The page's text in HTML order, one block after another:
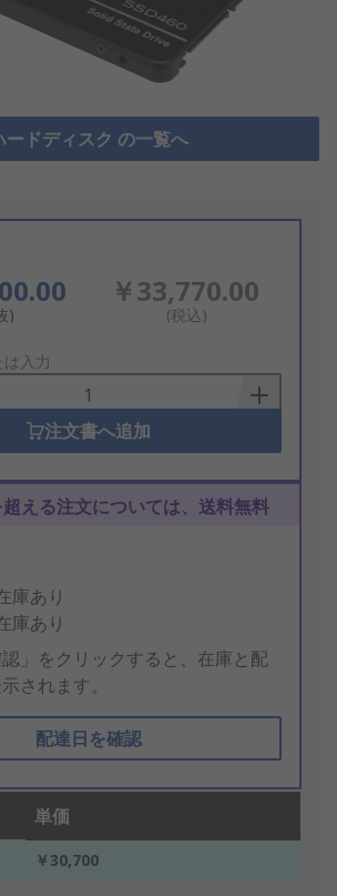
ードディスク の一覧へ
)
￥33,770.00
(税込)
入力
注文書へ追加
える注文については、送料無料
庫あり
庫あり
認」をクリックすると、在庫と配
されます。
配達日を確認
単価
￥30,700